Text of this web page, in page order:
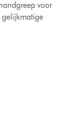
voor
gelijkmatige